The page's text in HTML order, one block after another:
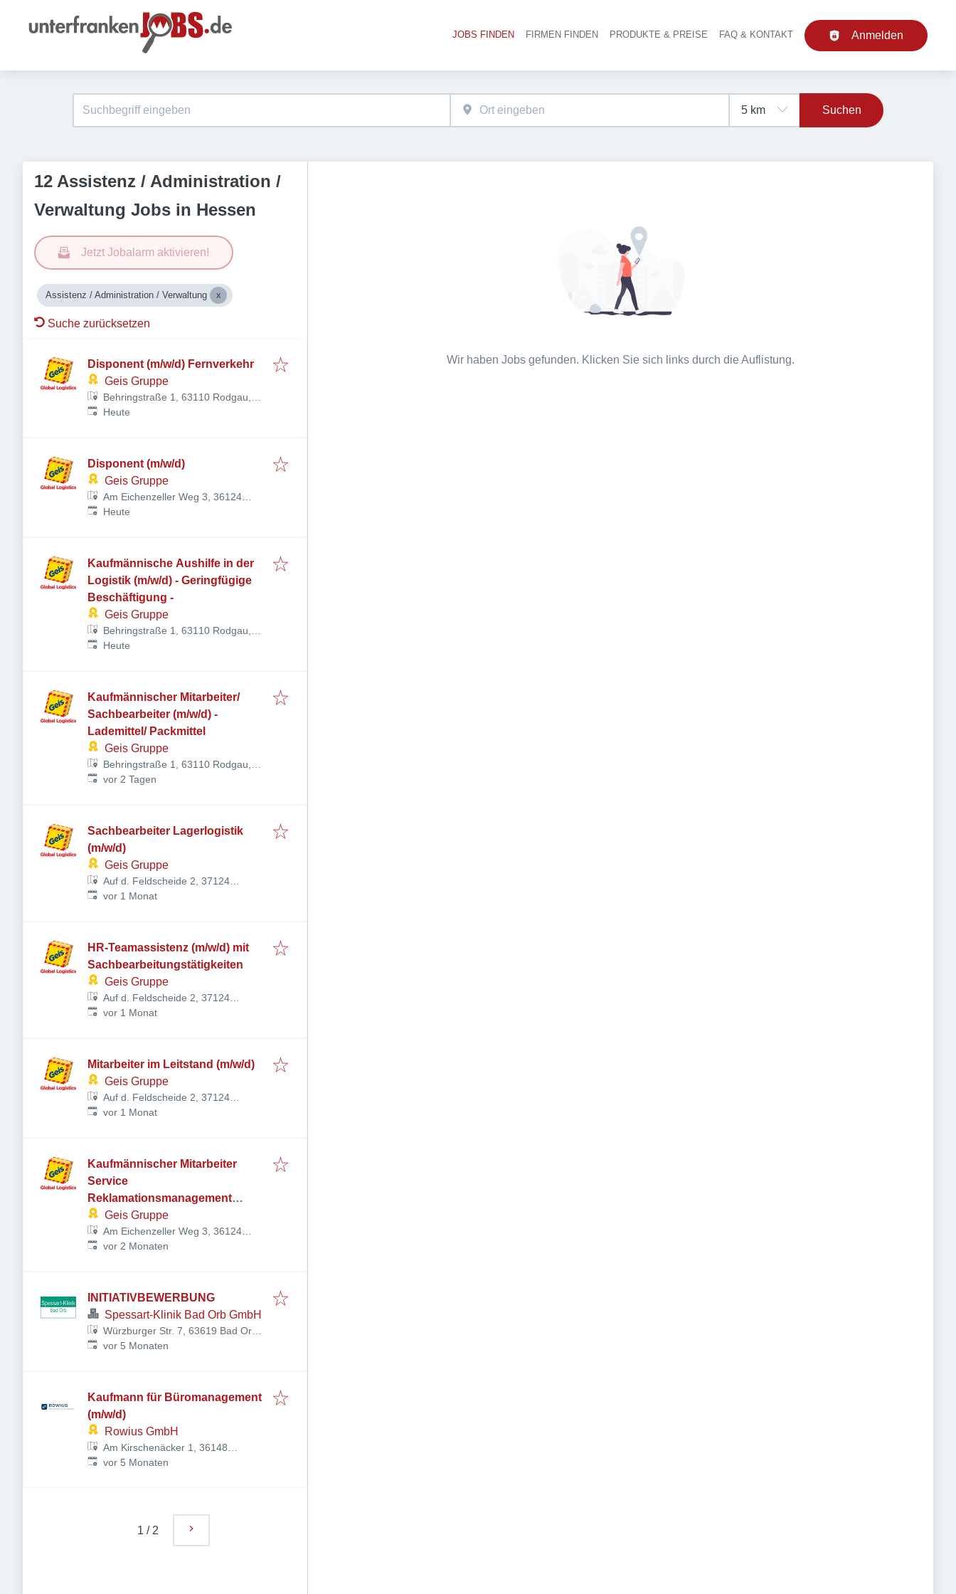
Haupt-Navigation
JOBS FINDEN FIRMEN FINDEN PRODUKTE & PREISE FAQ & KONTAKT Anmelden
Suchen
12 Assistenz / Administration /
Verwaltung Jobs in Hessen
Jetzt Jobalarm aktivieren!
Assistenz / Administration / Verwaltung
Suche zurücksetzen
Disponent (m/w/d) Fernverkehr
Geis Gruppe
Behringstraße 1, 63110 Rodgau,
Deutschland
Veröffentlicht
Heute
Disponent (m/w/d)
Geis Gruppe
Am Eichenzeller Weg 3, 36124
Eichenzell, Deutschland
Veröffentlicht
Heute
Kaufmännische Aushilfe in der
Logistik (m/w/d) - Geringfügige
Beschäftigung -
Geis Gruppe
Behringstraße 1, 63110 Rodgau,
Deutschland
Veröffentlicht
Heute
Kaufmännischer Mitarbeiter/
Sachbearbeiter (m/w/d) -
Lademittel/ Packmittel
Geis Gruppe
Behringstraße 1, 63110 Rodgau,
Deutschland
Veröffentlicht:
vor 2 Tagen
Sachbearbeiter Lagerlogistik
(m/w/d)
Geis Gruppe
Auf d. Feldscheide 2, 37124
Rosdorf, Deutschland
Veröffentlicht:
vor 1 Monat
HR-Teamassistenz (m/w/d) mit
Sachbearbeitungstätigkeiten
Geis Gruppe
Auf d. Feldscheide 2, 37124
Rosdorf, Deutschland
Veröffentlicht:
vor 1 Monat
Mitarbeiter im Leitstand (m/w/d)
Geis Gruppe
Auf d. Feldscheide 2, 37124
Rosdorf, Deutschland
Veröffentlicht:
vor 1 Monat
Kaufmännischer Mitarbeiter
Service
Reklamationsmanagement
(m/w/d)
Geis Gruppe
Am Eichenzeller Weg 3, 36124
Eichenzell, Deutschland
Veröffentlicht:
vor 2 Monaten
INITIATIVBEWERBUNG
Spessart-Klinik Bad Orb GmbH
Würzburger Str. 7, 63619 Bad Orb,
Deutschland
Veröffentlicht:
vor 5 Monaten
Kaufmann für Büromanagement
(m/w/d)
Rowius GmbH
Am Kirschenäcker 1, 36148
Kalbach, Deutschland
Veröffentlicht:
vor 5 Monaten
1 / 2
Wir haben Jobs gefunden. Klicken Sie sich links durch die Auflistung.